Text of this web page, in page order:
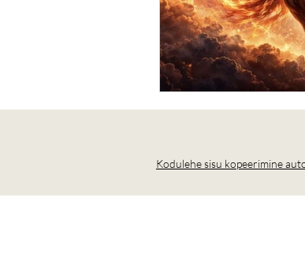
Kodulehe sisu kopeerimine